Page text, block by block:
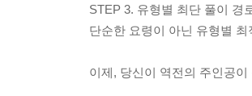
STEP 3. 유형별 최단 풀이 경
단순한 요령이 아닌 유형별
이제, 당신이 역전의 주인공이